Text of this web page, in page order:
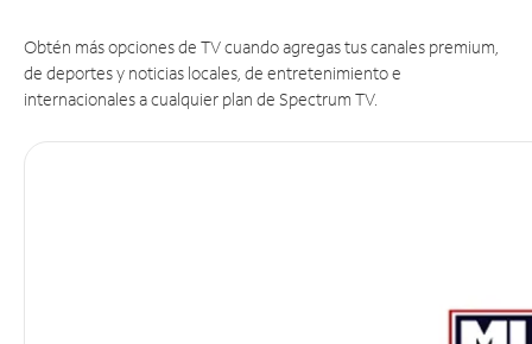
Obtén más opciones de TV cuando agregas tus canales premium,
de deportes y noticias locales, de entretenimiento e
internacionales a cualquier plan de Spectrum TV.